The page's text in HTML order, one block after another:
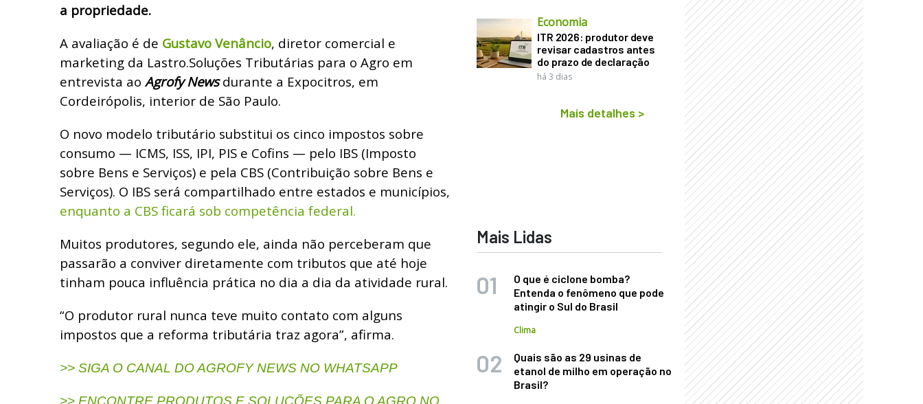
a propriedade.
A avaliação é de Gustavo Venâncio, diretor comercial e
marketing da Lastro.Soluções Tributárias para o Agro em
entrevista ao Agrofy Newsdurante a Expocitros, em
Cordeirópolis, interior de São Paulo.
O novo modelo tributário substitui os cinco impostos sobre
consumo — ICMS, ISS, IPI, PIS e Cofins — pelo IBS (Imposto
sobre Bens e Serviços) e pela CBS (Contribuição sobre Bens e
Serviços). O IBS será compartilhado entre estados e municípios,
enquanto a CBS ficará sob competência federal.
Muitos produtores, segundo ele, ainda não perceberam que
passarão a conviver diretamente com tributos que até hoje
tinham pouca influência prática no dia a dia da atividade rural.
“O produtor rural nunca teve muito contato com alguns
impostos que a reforma tributária traz agora”, afirma.
>> SIGA O CANAL DO AGROFY NEWS NO WHATSAPP
>> ENCONTRE PRODUTOS E SOLUÇÕES PARA O AGRO NO
Economia
ITR 2026: produtor deve
revisar cadastros antes
do prazo de declaração
há 3 dias
Mais detalhes >
Mais Lidas
O que é ciclone bomba?
Entenda o fenômeno que pode
atingir o Sul do Brasil
Clima
Quais são as 29 usinas de
etanol de milho em operação no
Brasil?